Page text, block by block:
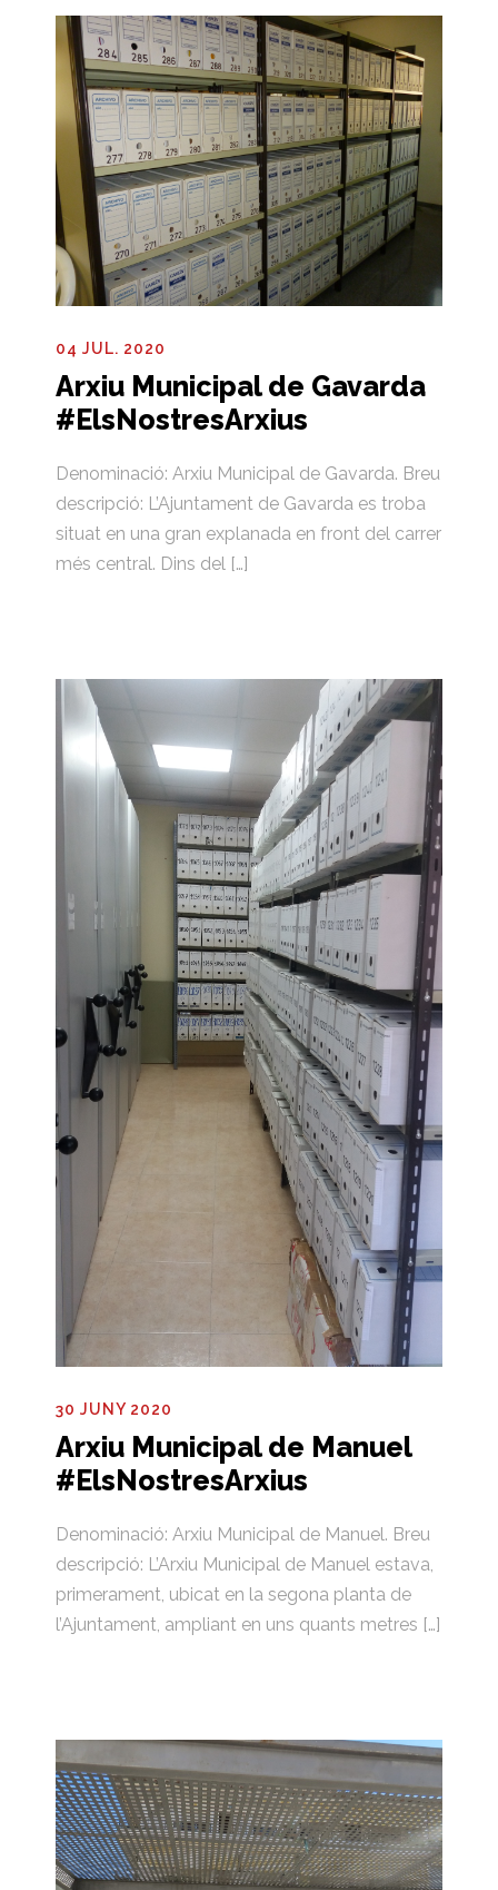
04 JUL. 2020
Arxiu Municipal de Gavarda
#ElsNostresArxius
Denominació: Arxiu Municipal de Gavarda. Breu
descripció: L’Ajuntament de Gavarda es troba
situat en una gran explanada en front del carrer
més central. Dins del […]
30 JUNY 2020
Arxiu Municipal de Manuel
#ElsNostresArxius
Denominació: Arxiu Municipal de Manuel. Breu
descripció: L’Arxiu Municipal de Manuel estava,
primerament, ubicat en la segona planta de
l’Ajuntament, ampliant en uns quants metres […]